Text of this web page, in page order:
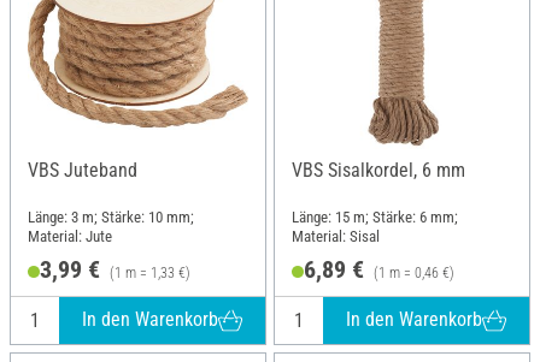
VBS Juteband
Länge: 3 m; Stärke: 10 mm;
Material: Jute
3,99 € (1 m = 1,33 €)
In den Warenkorb
VBS Sisalkordel, 6 mm
Länge: 15 m; Stärke: 6 mm;
Material: Sisal
6,89 € (1 m = 0,46 €)
In den Warenkorb